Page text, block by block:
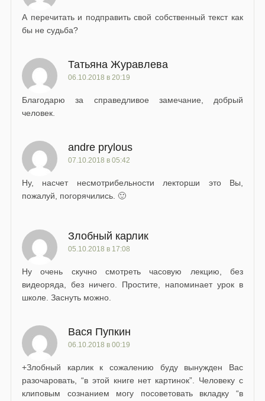
А перечитать и подправить свой собственный текст как
бы не судьба?
Татьяна Журавлева
06.10.2018 в 20:19
Благодарю за справедливое замечание, добрый
человек.
andre prylous
07.10.2018 в 05:42
Ну, насчет несмотрибельности лекторши это Вы,
пожалуй, погорячились. 🙂
Злобный карлик
05.10.2018 в 17:08
Ну очень скучно смотреть часовую лекцию, без
видеоряда, без ничего. Простите, напоминает урок в
школе. Заснуть можно.
Вася Пупкин
06.10.2018 в 00:19
​+Злобный карлик к сожалению буду вынужден Вас
разочаровать, “в этой книге нет картинок”. Человеку с
клиповым сознанием могу посоветовать вкладку “в